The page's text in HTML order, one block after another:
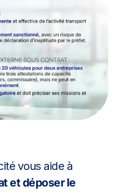
vous aide à
et déposer le